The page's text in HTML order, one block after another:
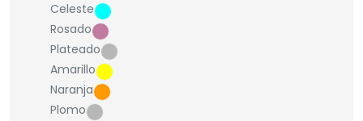
Celeste
Rosado
Plateado
Amarillo
Naranja
Plomo